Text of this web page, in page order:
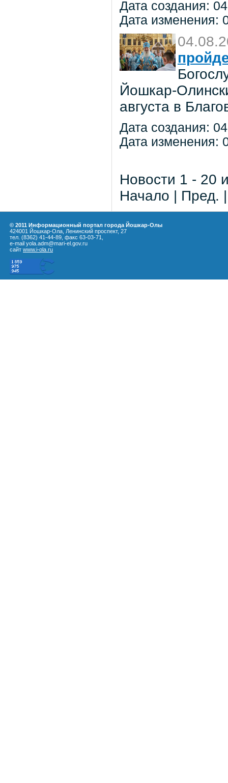
Дата создания:
Дата изменения:
Йошкар-
августа в
Дата создания:
Дата изменения:
Новости 1 - 20
Начало | Пред.
© 2011 Информационный портал города Йошкар-Олы
424001 Йошкар-Ола, Ленинский проспект, 27
тел. (8362) 41-44-89, факс 63-03-71,
e-mail yola.adm@mari-el.gov.ru
сайт www.i-ola.ru